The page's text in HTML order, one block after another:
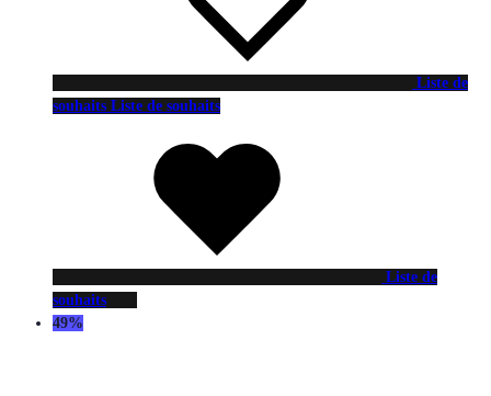
Liste de
souhaits Liste de souhaits
Liste de
souhaits
49%